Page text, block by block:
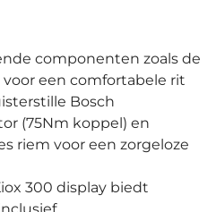
componenten zoals de
een comfortabele rit
Bosch
(75Nm koppel) en
riem voor een zorgeloze
300 display biedt